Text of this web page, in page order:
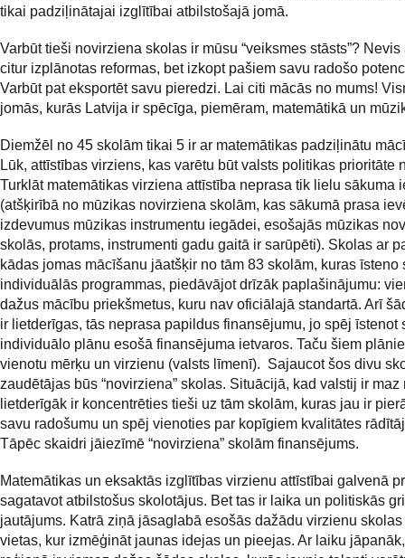
tikai padziļinātajai izglītībai atbilstošajā jomā.
Varbūt tieši novirziena skolas ir mūsu “veiksmes stāsts”? Nevis
citur izplānotas reformas, bet izkopt pašiem savu radošo
Varbūt pat eksportēt savu pieredzi. Lai citi mācās no mums!
jomās, kurās Latvija ir spēcīga, piemēram, matemātikā un
Diemžēl no 45 skolām tikai 5 ir ar matemātikas padziļinātu
Lūk, attīstības virziens, kas varētu būt valsts politikas prioritāte
Turklāt matemātikas virziena attīstība neprasa tik lielu sākuma
(atšķirībā no mūzikas novirziena skolām, kas sākumā prasa
izdevumus mūzikas instrumentu iegādei, esošajās mūzikas
skolās, protams, instrumenti gadu gaitā ir sarūpēti). Skolas ar
kādas jomas mācīšanu jāatšķir no tām 83 skolām, kuras īsteno
individuālās programmas, piedāvājot drīzāk paplašinājumu:
dažus mācību priekšmetus, kuru nav oficiālajā standartā. Arī
ir lietderīgas, tās neprasa papildus finansējumu, jo spēj īstenot
individuālo plānu esošā finansējuma ietvaros. Taču šiem
vienotu mērķu un virzienu (valsts līmenī). Sajaucot šos divu
zaudētājas būs “novirziena” skolas. Situācijā, kad valstij ir maz
lietderīgāk ir koncentrēties tieši uz tām skolām, kuras jau ir
savu radošumu un spēj vienoties par kopīgiem kvalitātes
Tāpēc skaidri jāiezīmē “novirziena” skolām finansējums.
Matemātikas un eksaktās izglītības virzienu attīstībai galvenā
sagatavot atbilstošus skolotājus. Bet tas ir laika un politiskās
jautājums. Katrā ziņā jāsaglabā esošās dažādu virzienu skolas
vietas, kur izmēģināt jaunas idejas un pieejas. Ar laiku